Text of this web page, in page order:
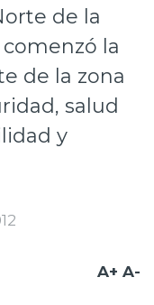
de la
la
de la zona
salud
y
A+ A-